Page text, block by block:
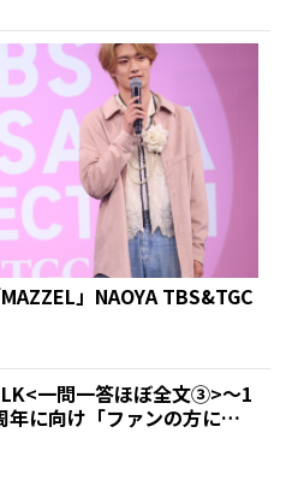
」NAOYA TBS&TGC
一問一答ほぼ全文③>～1
年に向け「ファンの方に感